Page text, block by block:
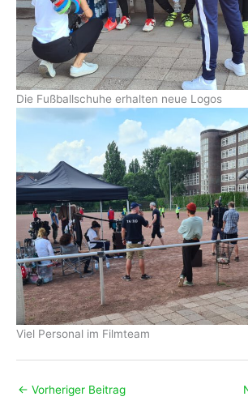
Die Fußballschuhe erhalten neue Logos
Viel Personal im Filmteam
← Vorheriger Beitrag